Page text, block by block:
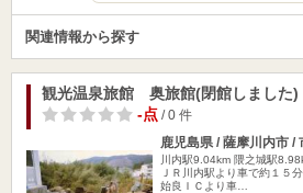
関連情報から探す
観光温泉旅館 奥旅館(閉館しました)
-点/ 0 件
鹿児島県 / 薩摩川内市 /
川内駅9.04km 隈之城駅
ＪＲ川内駅より車で約１５
始良ＩＣより車…